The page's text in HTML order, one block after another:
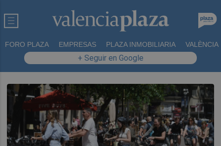
FORO PLAZA EMPRESAS PLAZA INMOBILIARIA VALÈNCIA
+ Seguir en Google